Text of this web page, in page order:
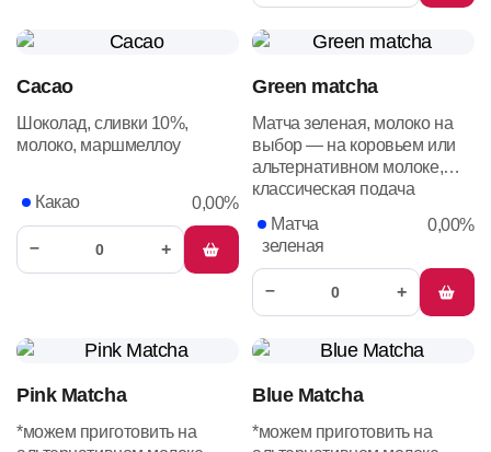
Cacao
Шоколад, сливки 10%,
молоко, маршмеллоу
Какао 0,00%
– +
Green matcha
Матча зеленая, молоко на
выбор — на коровьем или
альтернативном молоке,
классическая подача
Матча
зеленая
0,00%
– +
Pink Matcha
*можем приготовить на
Blue Matcha
*можем приготовить на